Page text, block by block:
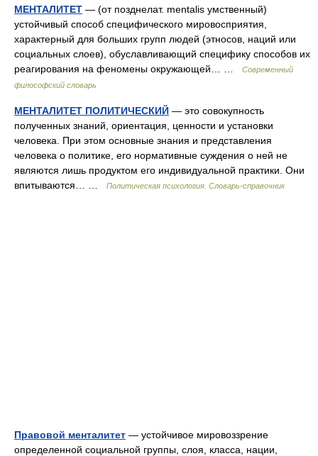
МЕНТАЛИТЕТ — (от позднелат. mentalis умственный)
устойчивый способ специфического мировосприятия,
характерный для больших групп людей (этносов, наций или
социальных слоев), обуславливающий специфику способов их
реагирования на феномены окружающей… …
Современный
философский словарь
МЕНТАЛИТЕТ ПОЛИТИЧЕСКИЙ — это совокупность
полученных знаний, ориентация, ценности и установки
человека. При этом основные знания и представления
человека о политике, его нормативные суждения о ней не
являются лишь продуктом его индивидуальной практики. Они
впитываются… …
Политическая психология. Словарь-справочник
Правовой менталитет — устойчивое мировоззрение
определенной социальной группы, слоя, класса, нации,